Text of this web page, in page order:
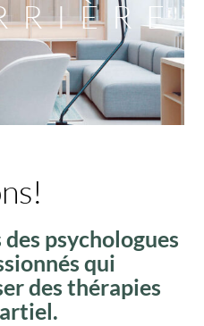
psychologues
qui
des thérapies